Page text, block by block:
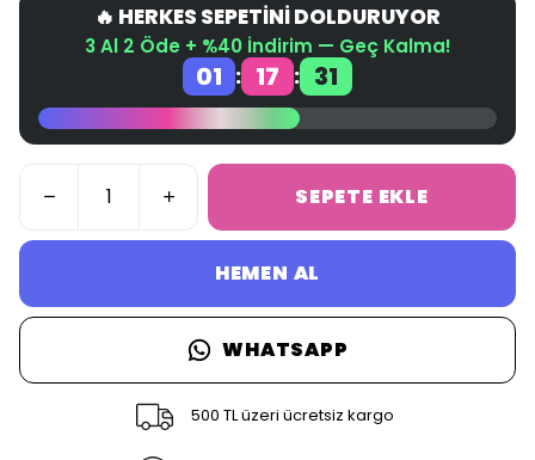
🔥 HERKES SEPETİNİ DOLDURUYOR
3 Al 2 Öde + %40 İndirim — Geç Kalma!
01 : 17 : 31
SEPETE EKLE
HEMEN AL
WHATSAPP
500 TL üzeri ücretsiz kargo